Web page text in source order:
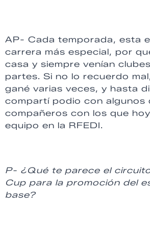
AP- Cada temporada, esta
carrera más especial, por
casa y siempre venían
partes. Si no lo recuerdo
gané varias veces, y hasta
compartí podio con algunos
compañeros con los que
equipo en la RFEDI.
P- ¿Qué te parece el
Cup para la promoción del
base?